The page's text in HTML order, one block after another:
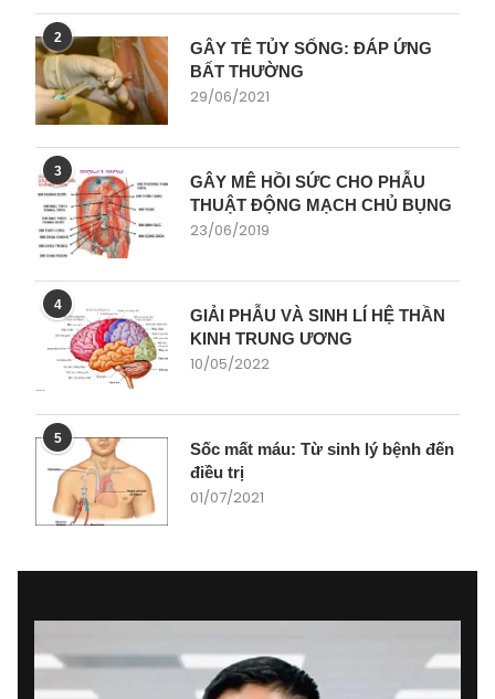
2
GÂY TÊ TỦY SỐNG: ĐÁP ỨNG
BẤT THƯỜNG
29/06/2021
3
GÂY MÊ HỒI SỨC CHO PHẪU
THUẬT ĐỘNG MẠCH CHỦ BỤNG
23/06/2019
4
GIẢI PHẪU VÀ SINH LÍ HỆ THẦN
KINH TRUNG ƯƠNG
10/05/2022
5
Sốc mất máu: Từ sinh lý bệnh đến
điều trị
01/07/2021